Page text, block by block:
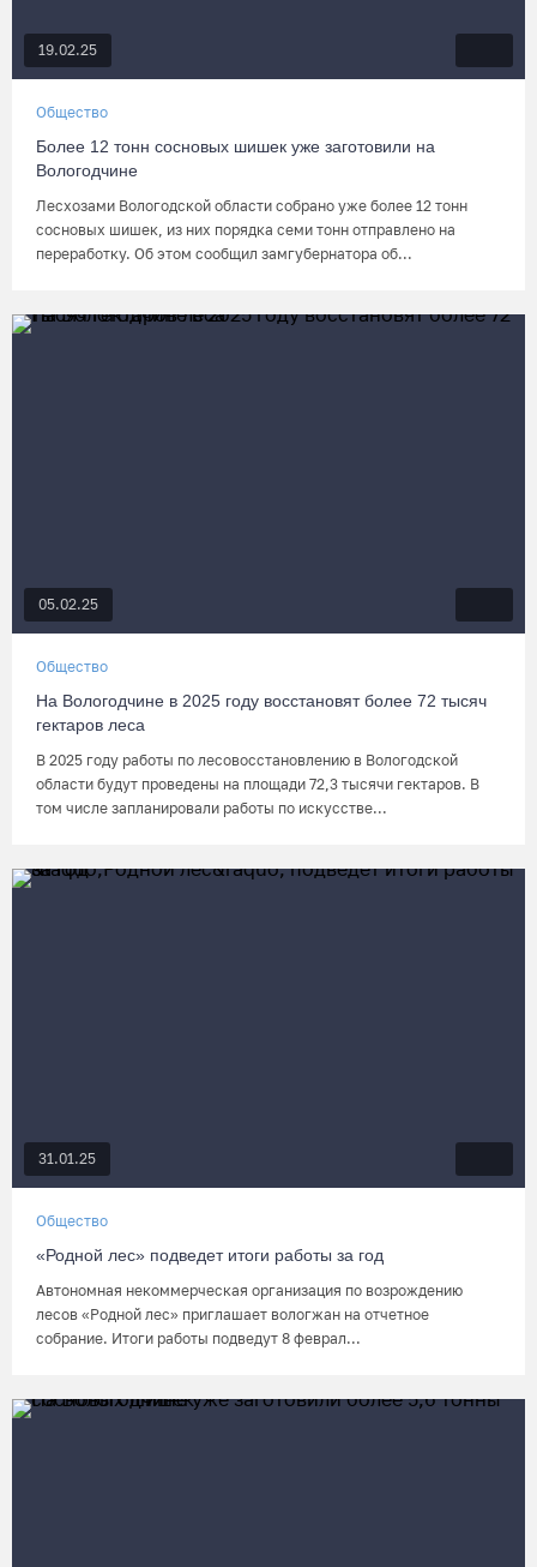
19.02.25
Общество
Более 12 тонн сосновых шишек уже заготовили на
Вологодчине
Лесхозами Вологодской области собрано уже более 12 тонн
сосновых шишек, из них порядка семи тонн отправлено на
переработку. Об этом сообщил замгубернатора об...
05.02.25
Общество
На Вологодчине в 2025 году восстановят более 72 тысяч
гектаров леса
В 2025 году работы по лесовосстановлению в Вологодской
области будут проведены на площади 72,3 тысячи гектаров. В
том числе запланировали работы по искусстве...
31.01.25
Общество
«Родной лес» подведет итоги работы за год
Автономная некоммерческая организация по возрождению
лесов «Родной лес» приглашает вологжан на отчетное
собрание. Итоги работы подведут 8 феврал...